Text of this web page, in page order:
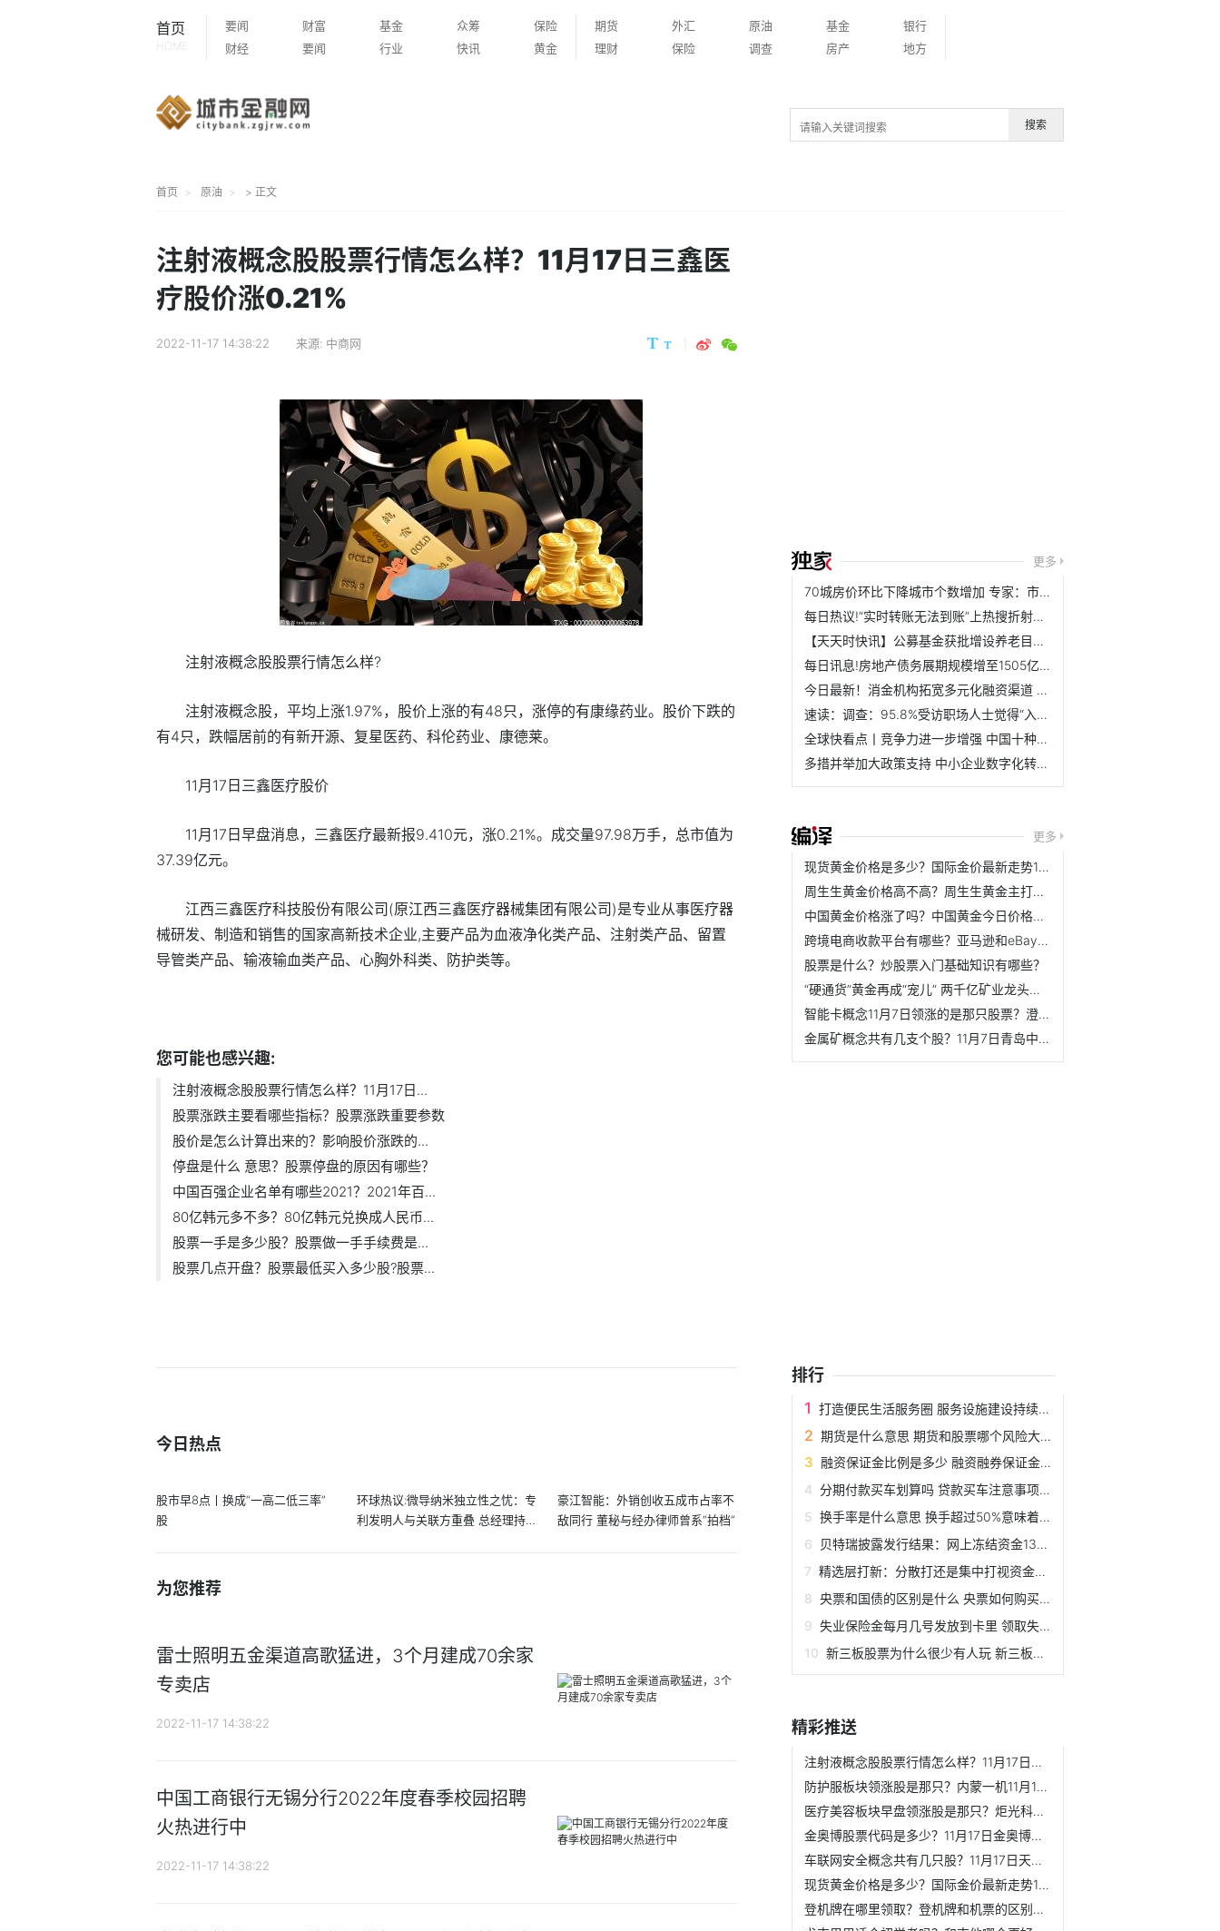
首页
HOME
要闻 财富 基金 众筹
保险
财经
要闻 行业 快讯 黄金
期货 外汇 原油 基金
银行
理财
保险 调查 房产 地方
搜索
首页 原油 > 正文
注射液概念股股票行情怎么样？11月17日三鑫医
疗股价涨0.21%
2022-11-17 14:38:22 来源: 中商网
注射液概念股股票行情怎么样?
注射液概念股，平均上涨1.97%，股价上涨的有48只，涨停的有康缘药业。股价下跌的
有4只，跌幅居前的有新开源、复星医药、科伦药业、康德莱。
11月17日三鑫医疗股价
11月17日早盘消息，三鑫医疗最新报9.410元，涨0.21%。成交量97.98万手，总市值为
37.39亿元。
江西三鑫医疗科技股份有限公司(原江西三鑫医疗器械集团有限公司)是专业从事医疗器
械研发、制造和销售的国家高新技术企业,主要产品为血液净化类产品、注射类产品、留置
导管类产品、输液输血类产品、心胸外科类、防护类等。
您可能也感兴趣:
注射液概念股股票行情怎么样？11月17日...
股票涨跌主要看哪些指标？股票涨跌重要参数
股价是怎么计算出来的？影响股价涨跌的...
停盘是什么 意思？股票停盘的原因有哪些？
中国百强企业名单有哪些2021？2021年百...
80亿韩元多不多？80亿韩元兑换成人民币...
股票一手是多少股？股票做一手手续费是...
股票几点开盘？股票最低买入多少股?股票...
今日热点
股市早8点丨换成“一高二低三率”
股
环球热议:微导纳米独立性之忧：专
利发明人与关联方重叠 总经理持
豪江智能：外销创收五成市占率不
敌同行 董秘与经办律师曾系“拍档”
为您推荐
雷士照明五金渠道高歌猛进，3个月建成70余家
专卖店
2022-11-17 14:38:22
中国工商银行无锡分行2022年度春季校园招聘
火热进行中
2022-11-17 14:38:22
更多
70城房价环比下降城市个数增加 专家：市场有望加速修复
每日热议!“实时转账无法到账”上热搜折射了什么？
【天天时快讯】公募基金获批增设养老目标基金Y份额 涉及产品...
每日讯息!房地产债务展期规模增至1505亿元 销售端回暖仍是化...
今日最新！消金机构拓宽多元化融资渠道 超八成持牌消金获同...
速读：调查：95.8%受访职场人士觉得“入对行”对职业发展重要
全球快看点丨竞争力进一步增强 中国十种船型新接订单量居世...
多措并举加大政策支持 中小企业数字化转型有了新指南
更多
现货黄金价格是多少？国际金价最新走势11月17日
周生生黄金价格高不高？周生生黄金主打产品是哪些？
中国黄金价格涨了吗？中国黄金今日价格是多少？
跨境电商收款平台有哪些？亚马逊和eBay两个平台选择哪个合适？
股票是什么？炒股票入门基础知识有哪些？
“硬通货”黄金再成“宠儿” 两千亿矿业龙头一度涨停
智能卡概念11月7日领涨的是那只股票？澄天伟业11月7日市值21.41亿元
金属矿概念共有几支个股？11月7日青岛中程股价多少？
排行
打造便民生活服务圈 服务设施建设持续优化
期货是什么意思 期货和股票哪个风险大? 期货详细介绍
融资保证金比例是多少 融资融券保证金比例如何计算？
分期付款买车划算吗 贷款买车注意事项有哪些？
换手率是什么意思 换手超过50%意味着什么？ 换手率详细介绍
贝特瑞披露发行结果：网上冻结资金1308亿
精选层打新：分散打还是集中打视资金量？
央票和国债的区别是什么 央票如何购买？ 央票详细介绍
失业保险金每月几号发放到卡里 领取失业补助金的条件是什么？
新三板股票为什么很少有人玩 新三板开户条件是什么？
精彩推送
注射液概念股股票行情怎么样？11月17日三鑫医疗股价涨0.21%
防护服板块领涨股是那只？内蒙一机11月17日最新股价是多少？
医疗美容板块早盘领涨股是那只？炬光科技11月17日股价是多少？
金奥博股票代码是多少？11月17日金奥博股票股价是多少？
车联网安全概念共有几只股？11月17日天融信股票行情怎么样？
现货黄金价格是多少？国际金价最新走势11月17日
登机牌在哪里领取？登机牌和机票的区别是什么？